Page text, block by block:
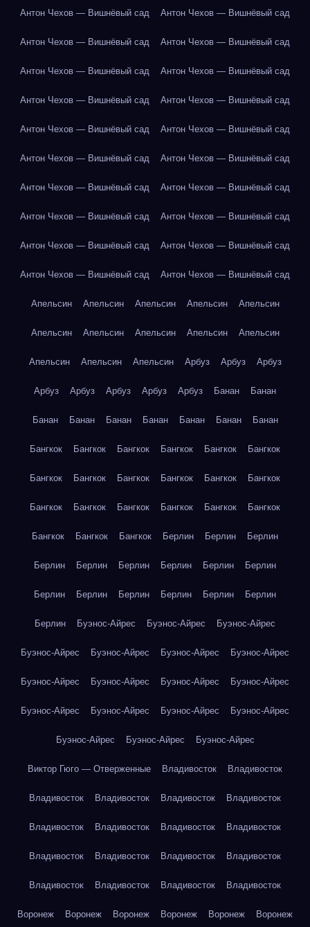
Антон Чехов — Вишнёвый сад Антон Чехов — Вишнёвый сад
Антон Чехов — Вишнёвый сад Антон Чехов — Вишнёвый сад
Антон Чехов — Вишнёвый сад Антон Чехов — Вишнёвый сад
Антон Чехов — Вишнёвый сад Антон Чехов — Вишнёвый сад
Антон Чехов — Вишнёвый сад Антон Чехов — Вишнёвый сад
Антон Чехов — Вишнёвый сад Антон Чехов — Вишнёвый сад
Антон Чехов — Вишнёвый сад Антон Чехов — Вишнёвый сад
Антон Чехов — Вишнёвый сад Антон Чехов — Вишнёвый сад
Антон Чехов — Вишнёвый сад Антон Чехов — Вишнёвый сад
Антон Чехов — Вишнёвый сад Антон Чехов — Вишнёвый сад
Апельсин Апельсин Апельсин Апельсин Апельсин
Апельсин Апельсин Апельсин Апельсин Апельсин
Апельсин Апельсин Апельсин Арбуз Арбуз Арбуз
Арбуз Арбуз Арбуз Арбуз Арбуз Банан Банан
Банан Банан Банан Банан Банан Банан Банан
Бангкок Бангкок Бангкок Бангкок Бангкок Бангкок
Бангкок Бангкок Бангкок Бангкок Бангкок Бангкок
Бангкок Бангкок Бангкок Бангкок Бангкок Бангкок
Бангкок Бангкок Бангкок Берлин Берлин Берлин
Берлин Берлин Берлин Берлин Берлин Берлин
Берлин Берлин Берлин Берлин Берлин Берлин
Берлин Буэнос-Айрес Буэнос-Айрес Буэнос-Айрес
Буэнос-Айрес Буэнос-Айрес Буэнос-Айрес Буэнос-Айрес
Буэнос-Айрес Буэнос-Айрес Буэнос-Айрес Буэнос-Айрес
Буэнос-Айрес Буэнос-Айрес Буэнос-Айрес Буэнос-Айрес
Буэнос-Айрес Буэнос-Айрес Буэнос-Айрес
Виктор Гюго — Отверженные Владивосток Владивосток
Владивосток Владивосток Владивосток Владивосток
Владивосток Владивосток Владивосток Владивосток
Владивосток Владивосток Владивосток Владивосток
Владивосток Владивосток Владивосток Владивосток
Воронеж Воронеж Воронеж Воронеж Воронеж Воронеж